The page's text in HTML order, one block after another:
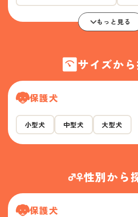
もっと見る
サイズか
保護犬
小型犬 中型犬 大型犬
性別から
保護犬